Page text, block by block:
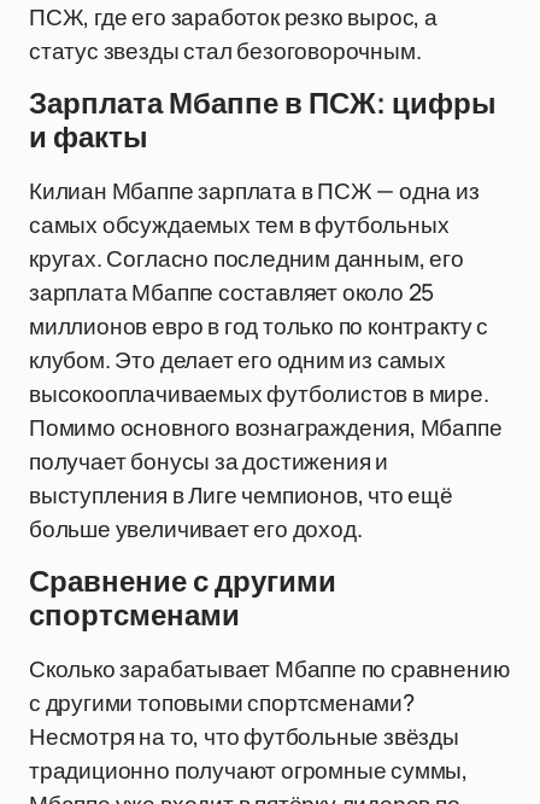
ПСЖ, где его заработок резко вырос, а
статус звезды стал безоговорочным.
Зарплата Мбаппе в ПСЖ: цифры
и факты
Килиан Мбаппе зарплата в ПСЖ — одна из
самых обсуждаемых тем в футбольных
кругах. Согласно последним данным, его
зарплата Мбаппе составляет около 25
миллионов евро в год только по контракту с
клубом. Это делает его одним из самых
высокооплачиваемых футболистов в мире.
Помимо основного вознаграждения, Мбаппе
получает бонусы за достижения и
выступления в Лиге чемпионов, что ещё
больше увеличивает его доход.
Сравнение с другими
спортсменами
Сколько зарабатывает Мбаппе по сравнению
с другими топовыми спортсменами?
Несмотря на то, что футбольные звёзды
традиционно получают огромные суммы,